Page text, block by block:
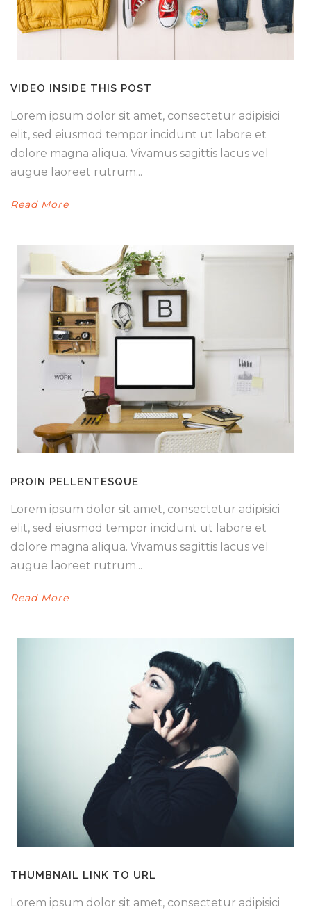
VIDEO INSIDE THIS POST
Lorem ipsum dolor sit amet, consectetur adipisici
elit, sed eiusmod tempor incidunt ut labore et
dolore magna aliqua. Vivamus sagittis lacus vel
augue laoreet rutrum...
Read More
PROIN PELLENTESQUE
Lorem ipsum dolor sit amet, consectetur adipisici
elit, sed eiusmod tempor incidunt ut labore et
dolore magna aliqua. Vivamus sagittis lacus vel
augue laoreet rutrum...
Read More
THUMBNAIL LINK TO URL
Lorem ipsum dolor sit amet, consectetur adipisici